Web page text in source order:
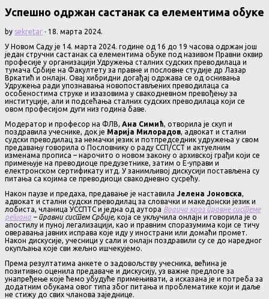
Успешно одржан састанак са елементима обуке
by sekretar · 18. марта 2024.
У Новом Саду је 14. марта 2024. године од 16 до 19 часова одржан још
један стручни састанак са елементима обуке под називом Правни оквир
професије у организацији Удружења сталних судских преводилаца и
тумача Србије на Факултету за правне и пословне студије др Лазар
Вркатић и онлајн. Овај хибридни догађај одржава се од оснивања
Удружења ради упознавања новопостављених преводилаца са
особеностима струке и изазовима у свакодневном превођењу за
институције, али и подсећања сталних судских преводилаца који се
овом професијом дуги низ година баве.
Модератор и професор на ФЛВ, Ана Симић, отворила је скуп и
поздравила учеснике, док је Марија Милорадов, адвокат и стални
судски преводилац за немачки језик и потпредседник удружења у свом
предавању говорила о Пословнику о раду ССП/ССТ и актуелним
изменама прописа – нарочито о новом закону о архивској грађи који се
примењује на преводиоце предузетнике, затим о Е-управи и
електронском сертификату итд. У занимљивој дискусији постављена су
питања са којима се преводиоци свакодневно сусрећу.
Након паузе и предаха, предавање је наставила Јелена Јоновска,
адвокат и стални судски преводилац за словачки и македонски језик и
лобиста, чланица УССПТС и једна од аутора Водича кроз правне системе
региона – правни систем Србије, која се укључила онлајн и говорила је о
апостилу и пуној легализацији, као и правним споразумима који се тичу
оверавања јавних исправа које иду у инострани или домаћи промет.
Након дискусије, учесници у сали и онлајн поздравили су се до наредног
окупљања које сви жељно ишчекујемо.
Према резултатима анкете о задовољству учесника, већина је
позитивно оценила предаваче и дискусију, уз важне предлоге за
унапређење које ћемо убудуће примењивати, а исказана је и потреба за
додатним обукама овог типа због питања и проблематике који и даље
не стижу до свих чланова заједнице.